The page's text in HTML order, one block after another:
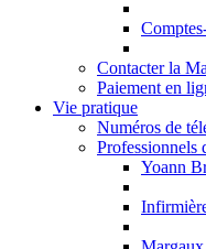
Contacter la
Paiement en
Vie pratique
Numéros de
Professionnels
Yoann